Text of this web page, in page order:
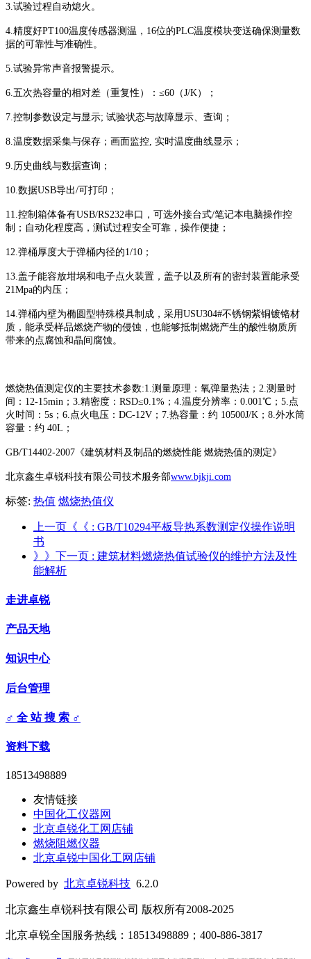
3.试验过程自动熄火。
4.精度好PT100温度传感器测温，16位的PLC温度模块变送确保测量数
据的可靠性与准确性。
5.试验异常声音报警提示。
6.五次热容量的相对差（重复性）：≤60（J/K）；
7.控制参数设定与显示; 试验状态与故障显示、查询；
8.温度数据采集与保存；画面监控, 实时温度曲线显示；
9.历史曲线与数据查询；
10.数据USB导出/可打印；
11.控制箱体备有USB/RS232串口，可选外接台式/笔记本电脑操作控
制；自动化程度高，测试过程安全可靠，操作便捷；
12.弹桶厚度大于弹桶内径的1/10；
13.盖子能容放坩埚和电子点火装置，盖子以及所有的密封装置能承受
21Mpa的内压；
14.弹桶内壁为椭圆型特殊模具制成，采用USU304#不锈钢紫铜镀铬材
质，能承受样品燃烧产物的侵蚀，也能够抵制燃烧产生的酸性物质所
带来的点腐蚀和晶间腐蚀。
燃烧热值测定仪的主要技术参数:1.测量原理：氧弹量热法； 2.测量时
间：12-15min； 3.精密度：RSD≤0.1%； 4.温度分辨率：0.001℃； 5.点
火时间：5s； 6.点火电压：DC-12V； 7.热容量：约 10500J/K； 8.外水筒
容量：约 40L；
GB/T14402-2007《建筑材料及制品的燃烧性能 燃烧热值的测定》
北京鑫生卓锐科技有限公司技术服务部www.bjkji.com
标签: 热值 燃烧热值仪
上一页《《 : GB/T10294平板导热系数测定仪操作说明
书
》》下一页 : 建筑材料燃烧热值试验仪的维护方法及性
能解析
走进卓锐
产品天地
知识中心
后台管理
♂ 全 站 搜 索 ♂
资料下载
18513498889
友情链接
中国化工仪器网
北京卓锐化工网店铺
燃烧阻燃仪器
北京卓锐中国化工网店铺
Powered by 北京卓锐科技 6.2.0
北京鑫生卓锐科技有限公司 版权所有2008-2025
北京卓锐全国服务热线：18513498889；400-886-3817